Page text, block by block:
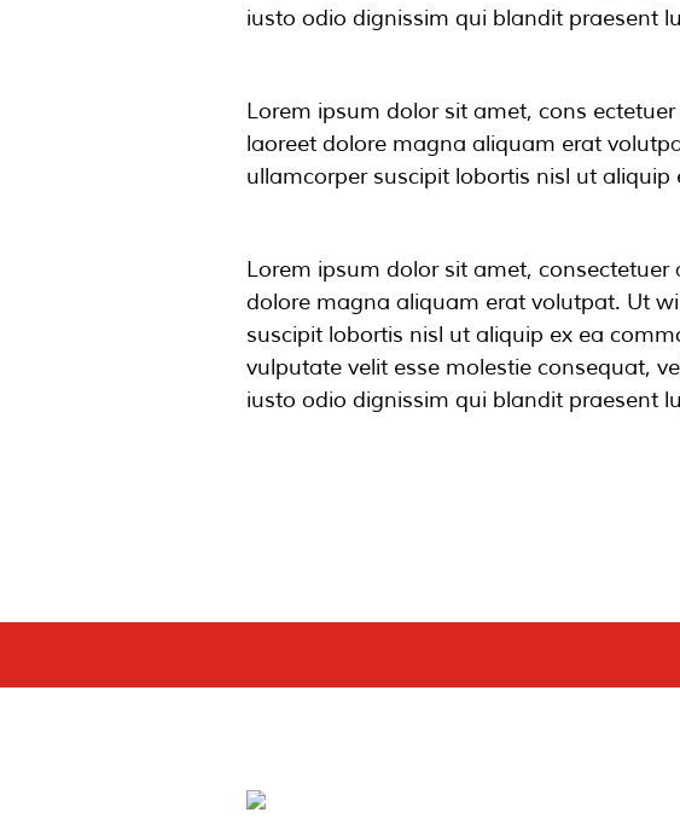
iusto odio dignissim qui blandit praesent
Lorem ipsum dolor sit amet, cons
laoreet dolore magna aliquam erat
ullamcorper suscipit lobortis nisl ut
Lorem ipsum dolor sit amet,
dolore magna aliquam erat volutpat. Ut
suscipit lobortis nisl ut aliquip ex ea
vulputate velit esse molestie consequat,
iusto odio dignissim qui blandit praesent